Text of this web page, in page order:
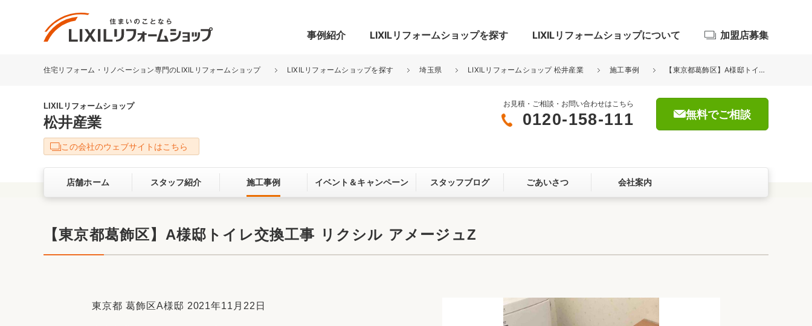
事例紹介
リフォーム事例を探す
キッチン
洗面化粧室 トイレ 玄関まわり 門まわり 屋根・外壁
ベランダ・バルコニー ガーデンスペース カースペース
LIXILリフォームショップを探す LIXILリフォームショップについて
LIXILリフォームショップについて
サービス向上・品質改善の取り組み お客さま満足度アンケート
ここちいい暮らしをつくる、価値・性能向上
リフォームアクセル
加盟店募集
住宅リフォーム・リノベーション専門のLIXILリフォームショップ LIXILリフォームショップを探す 埼玉県 LIXILリフォームショップ 松井産業 施工事例 【東京都葛飾区】A様邸トイレ交換工事 リクシル アメージュZ
LIXILリフォームショップ
松井産業
お見積・ご相談・お問い合わせはこちら
0120-158-111 無料でご相談
この会社のウェブサイトはこちら
店舗ホーム スタッフ紹介 施工事例 イベント＆キャンペーン スタッフブログ ごあいさつ 会社案内
【東京都葛飾区】A様邸トイレ交換工事 リクシル アメージュZ
東京都 葛飾区A様邸 2021年11月22日